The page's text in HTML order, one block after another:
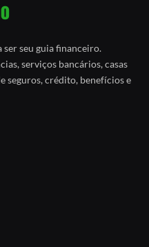
seu guia financeiro.
serviços bancários, casas
seguros, crédito, benefícios e